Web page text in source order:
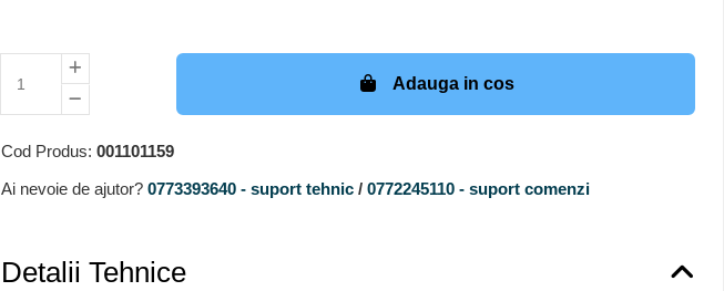
Adauga in cos
Cod Produs: 001101159
Ai nevoie de ajutor? 0773393640 - suport tehnic / 0772245110 - suport comenzi
Detalii Tehnice